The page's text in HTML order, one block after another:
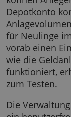
Persönliche
telefonisch
können
Depotkonto
für Neulinge
vorab einen